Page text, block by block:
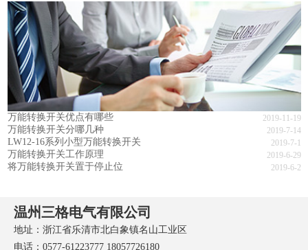
万能转换开关优点有哪些 2019-11-19
万能转换开关分哪几种 2019-7-14
LW12-16系列小型万能转换开关 2019-7-1
万能转换开关工作原理 2019-6-29
将万能转换开关置于停止位 2019-6-2
温州三格电气有限公司
地址：浙江省乐清市北白象镇名山工业区
电话：0577-61223777 18057726180